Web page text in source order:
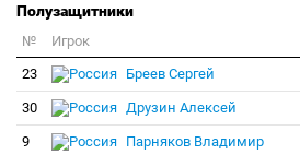
Полузащитники
№ Игрок
23
Бреев Сергей
30 Друзин Алексей
9 Парняков Владимир